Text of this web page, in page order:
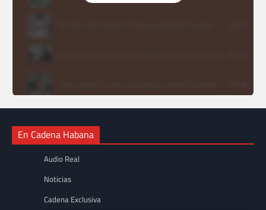
En Cadena Habana
Audio Real
Noticias
Cadena Exclusiva